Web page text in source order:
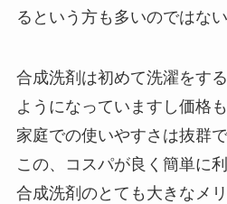
るという方も多いのではな
合成洗剤は初めて洗濯をす
ようになっていますし価格
家庭での使いやすさは抜群で
この、コスパが良く簡単に
合成洗剤のとても大きなメリ